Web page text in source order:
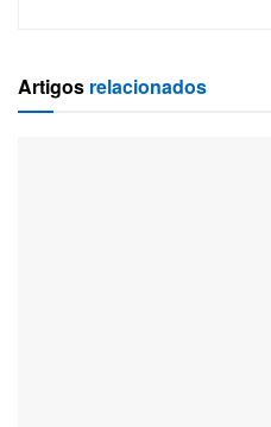
Artigos relacionados